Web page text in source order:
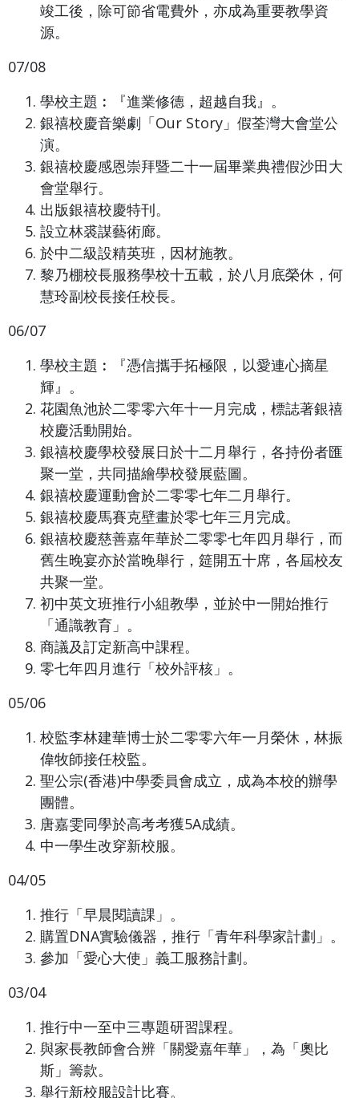
竣工後，除可節省電費外，亦成為重要教學資
源。
07/08
學校主題︰『進業修德，超越自我』。
銀禧校慶音樂劇「Our Story」假荃灣大會堂公
演。
銀禧校慶感恩崇拜暨二十一屆畢業典禮假沙田大
會堂舉行。
出版銀禧校慶特刊。
設立林裘謀藝術廊。
於中二級設精英班，因材施教。
黎乃棚校長服務學校十五載，於八月底榮休，何
慧玲副校長接任校長。
06/07
學校主題︰『憑信攜手拓極限，以愛連心摘星
輝』。
花園魚池於二零零六年十一月完成，標誌著銀禧
校慶活動開始。
銀禧校慶學校發展日於十二月舉行，各持份者匯
聚一堂，共同描繪學校發展藍圖。
銀禧校慶運動會於二零零七年二月舉行。
銀禧校慶馬賽克壁畫於零七年三月完成。
銀禧校慶慈善嘉年華於二零零七年四月舉行，而
舊生晚宴亦於當晚舉行，筵開五十席，各屆校友
共聚一堂。
初中英文班推行小組教學，並於中一開始推行
「通識教育」。
商議及訂定新高中課程。
零七年四月進行「校外評核」。
05/06
校監李林建華博士於二零零六年一月榮休，林振
偉牧師接任校監。
聖公宗(香港)中學委員會成立，成為本校的辦學
團體。
唐嘉雯同學於高考考獲5A成績。
中一學生改穿新校服。
04/05
推行「早晨閱讀課」。
購置DNA實驗儀器，推行「青年科學家計劃」。
參加「愛心大使」義工服務計劃。
03/04
推行中一至中三專題研習課程。
與家長教師會合辨「關愛嘉年華」，為「奧比
斯」籌款。
舉行新校服設計比賽。